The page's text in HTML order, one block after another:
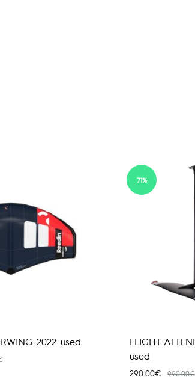
2022 used
71%
FLIGHT
used
290.00€ 990.00€